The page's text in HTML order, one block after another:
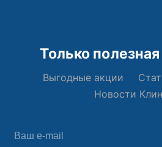
Только
Выгодные акции
Новости